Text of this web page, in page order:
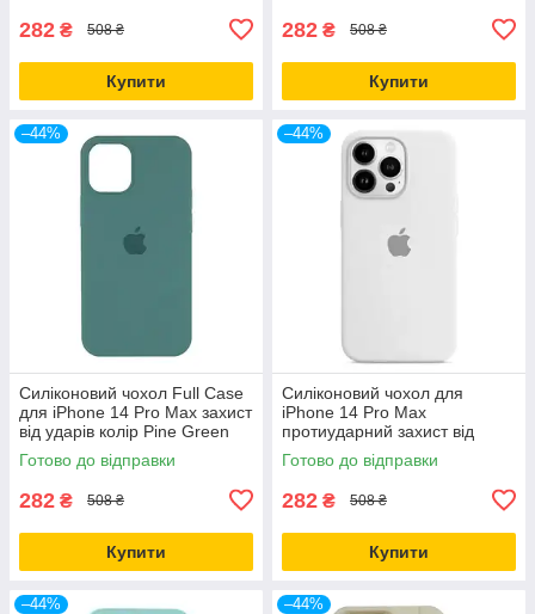
282 ₴ 508 ₴
Купити
282 ₴ 508 ₴
Купити
–44%
Силіконовий чохол Full Case
для iPhone 14 Pro Max захист
від ударів колір Pine Green
Готово до відправки
282 ₴ 508 ₴
Купити
–44%
Силіконовий чохол для
iPhone 14 Pro Max
протиударний захист від
падінь колір Білий
Готово до відправки
282 ₴ 508 ₴
Купити
–44% –44%